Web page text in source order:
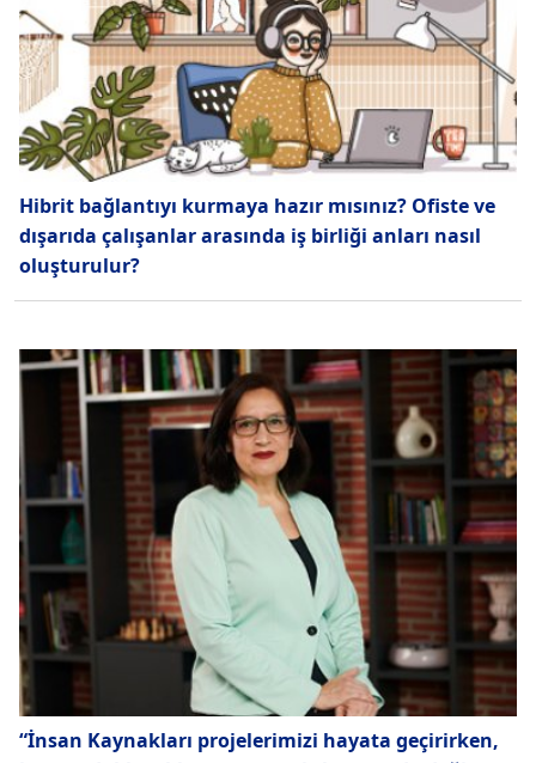
Hibrit bağlantıyı kurmaya hazır mısınız? Ofiste ve
dışarıda çalışanlar arasında iş birliği anları nasıl
oluşturulur?
“İnsan Kaynakları projelerimizi hayata geçirirken,